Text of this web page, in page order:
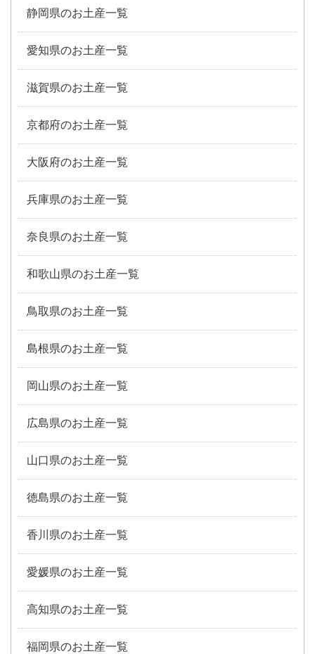
静岡県のお土産一覧
愛知県のお土産一覧
滋賀県のお土産一覧
京都府のお土産一覧
大阪府のお土産一覧
兵庫県のお土産一覧
奈良県のお土産一覧
和歌山県のお土産一覧
鳥取県のお土産一覧
島根県のお土産一覧
岡山県のお土産一覧
広島県のお土産一覧
山口県のお土産一覧
徳島県のお土産一覧
香川県のお土産一覧
愛媛県のお土産一覧
高知県のお土産一覧
福岡県のお土産一覧